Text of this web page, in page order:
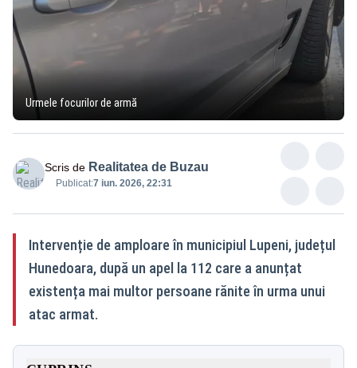
Urmele focurilor de armă
Scris de Realitatea de Buzau
Publicat:7 iun. 2026, 22:31
Intervenție de amploare în municipiul Lupeni, județul
Hunedoara, după un apel la 112 care a anunțat
existența mai multor persoane rănite în urma unui
atac armat.